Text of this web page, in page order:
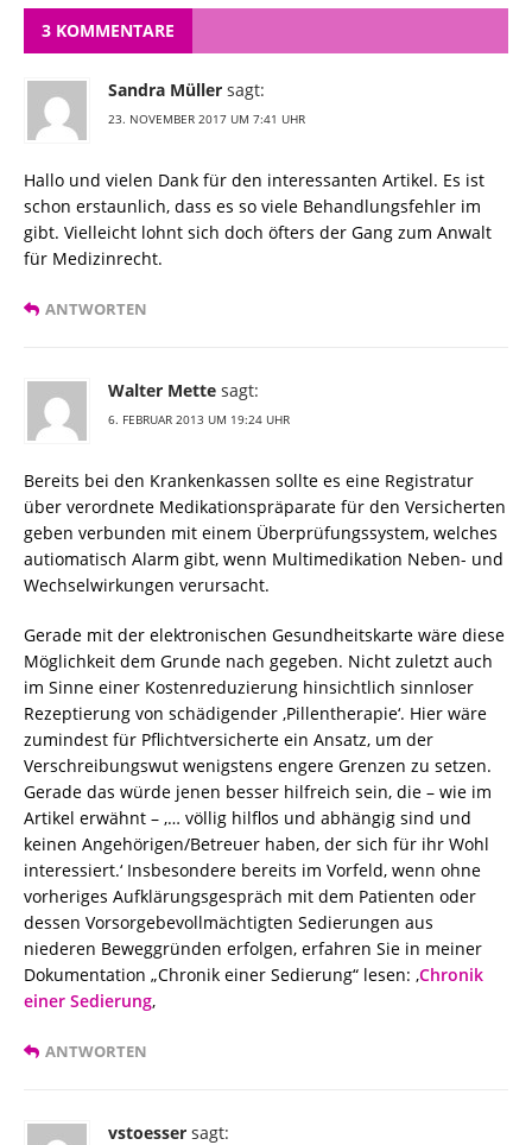
3 KOMMENTARE
Sandra Müller sagt:
23. NOVEMBER 2017 UM 7:41 UHR
Hallo und vielen Dank für den interessanten Artikel. Es ist
schon erstaunlich, dass es so viele Behandlungsfehler im
gibt. Vielleicht lohnt sich doch öfters der Gang zum Anwalt
für Medizinrecht.
ANTWORTEN
Walter Mette sagt:
6. FEBRUAR 2013 UM 19:24 UHR
Bereits bei den Krankenkassen sollte es eine Registratur
über verordnete Medikationspräparate für den Versicherten
geben verbunden mit einem Überprüfungssystem, welches
autiomatisch Alarm gibt, wenn Multimedikation Neben- und
Wechselwirkungen verursacht.
Gerade mit der elektronischen Gesundheitskarte wäre diese
Möglichkeit dem Grunde nach gegeben. Nicht zuletzt auch
im Sinne einer Kostenreduzierung hinsichtlich sinnloser
Rezeptierung von schädigender ‚Pillentherapie‘. Hier wäre
zumindest für Pflichtversicherte ein Ansatz, um der
Verschreibungswut wenigstens engere Grenzen zu setzen.
Gerade das würde jenen besser hilfreich sein, die – wie im
Artikel erwähnt – ‚… völlig hilflos und abhängig sind und
keinen Angehörigen/Betreuer haben, der sich für ihr Wohl
interessiert.‘ Insbesondere bereits im Vorfeld, wenn ohne
vorheriges Aufklärungsgespräch mit dem Patienten oder
dessen Vorsorgebevollmächtigten Sedierungen aus
niederen Beweggründen erfolgen, erfahren Sie in meiner
Dokumentation „Chronik einer Sedierung“ lesen: ‚Chronik
einer Sedierung‚
ANTWORTEN
vstoesser sagt: